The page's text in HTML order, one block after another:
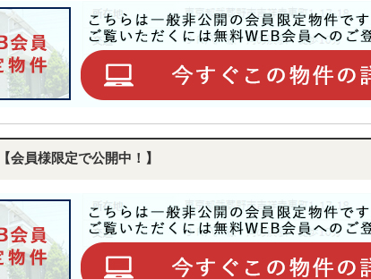
【会員様限定で公開中！】